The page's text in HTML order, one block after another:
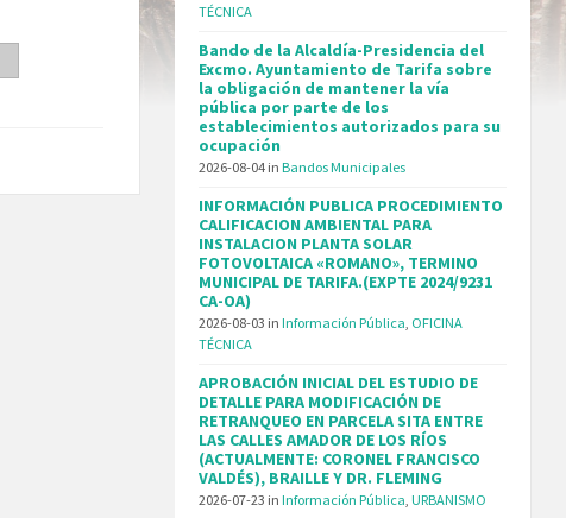
TÉCNICA
Bando de la Alcaldía-Presidencia del
Excmo. Ayuntamiento de Tarifa sobre
la obligación de mantener la vía
pública por parte de los
establecimientos autorizados para su
ocupación
2026-08-04 inBandos Municipales
INFORMACIÓN PUBLICA PROCEDIMIENTO
CALIFICACION AMBIENTAL PARA
INSTALACION PLANTA SOLAR
FOTOVOLTAICA «ROMANO», TERMINO
MUNICIPAL DE TARIFA.(EXPTE 2024/9231
CA-OA)
2026-08-03 inInformación Pública OFICINA
TÉCNICA
APROBACIÓN INICIAL DEL ESTUDIO DE
DETALLE PARA MODIFICACIÓN DE
RETRANQUEO EN PARCELA SITA ENTRE
LAS CALLES AMADOR DE LOS RÍOS
(ACTUALMENTE: CORONEL FRANCISCO
VALDÉS), BRAILLE Y DR. FLEMING
2026-07-23 inInformación Pública ,URBANISMO